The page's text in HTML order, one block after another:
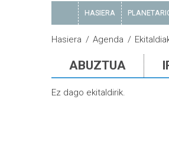
HASIERA
Hasiera Agenda
ABUZTUA
Ez dago ekitaldirik.